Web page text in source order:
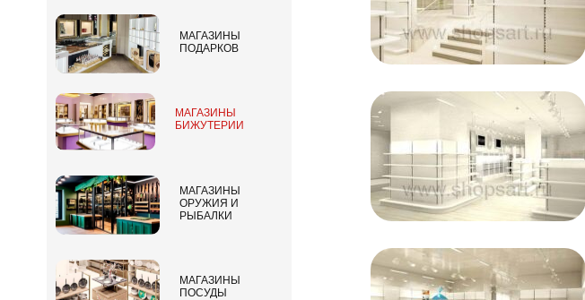
МАГАЗИНЫ
ПОДАРКОВ
МАГАЗИНЫ
БИЖУТЕРИИ
МАГАЗИНЫ
ОРУЖИЯ И
РЫБАЛКИ
МАГАЗИНЫ
ПОСУДЫ